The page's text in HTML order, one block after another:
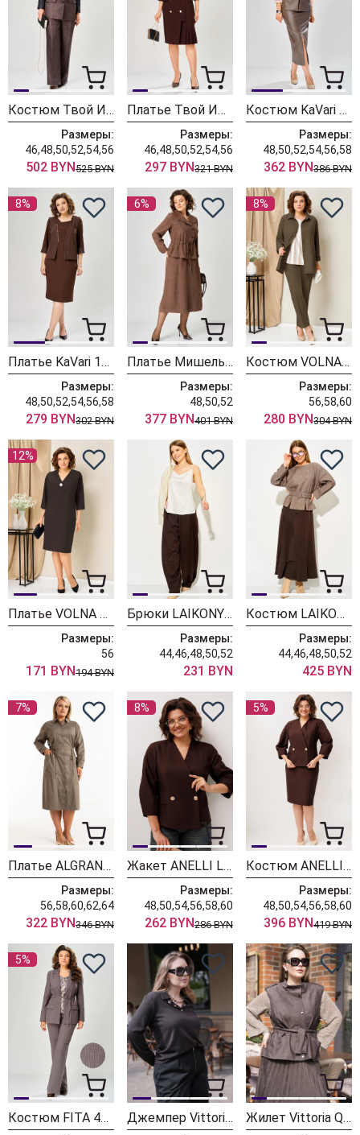
Костюм Твой Имидж 2480 темно-коричневый
Размеры:
46,48,50,52,54,56
502 BYN525 BYN
Платье Твой Имидж 2454 шоколад
Размеры:
46,48,50,52,54,56
297 BYN321 BYN
Костюм KaVari 8072-2 коричневый
Размеры:
48,50,52,54,56,58
362 BYN386 BYN
8%
Платье KaVari 1158-2 коричневый
Размеры:
48,50,52,54,56,58
279 BYN302 BYN
6%
Платье МишельСтиль 1381 коричневый
Размеры:
48,50,52
377 BYN401 BYN
8%
Костюм VOLNA 1491 коричневая олива
Размеры:
56,58,60
280 BYN304 BYN
12%
Платье VOLNA 1478 шоколадно-коричневый
Размеры:
56
171 BYN194 BYN
Брюки LAIKONY L-974-2 коричневый
Размеры:
44,46,48,50,52
231 BYN
Костюм LAIKONY L-584 шоколад
Размеры:
44,46,48,50,52
425 BYN
7%
Платье ALGRANDA (Новелла Шарм) 4179
Размеры:
56,58,60,62,64
322 BYN346 BYN
8%
Жакет ANELLI LAUREL 1842 коричневый сирин
Размеры:
48,50,54,56,58,60
262 BYN286 BYN
5%
Костюм ANELLI LAUREL 1844 коричневый сирин
Размеры:
48,50,54,56,58,60
396 BYN419 BYN
5%
Костюм FITA 425-1 капучино Джемпер Vittoria Queen 31193 коричневый Жилет Vittoria Queen 31053 тауп